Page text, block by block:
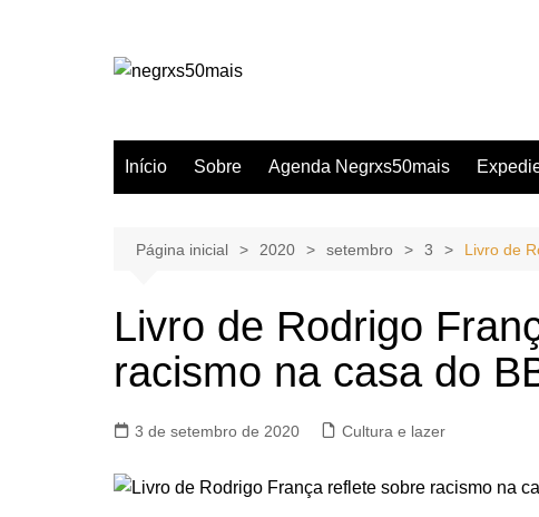
Início Sobre Agenda Negrxs50mais
Página inicial 2020 setembro 3 Livro de
Livro de Rodrigo
racismo na casa do
3 de setembro de 2020 Cultura e lazer